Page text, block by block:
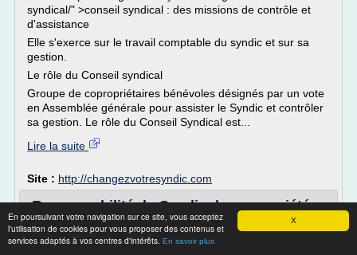
X
En poursuivant votre navigation sur ce site, vous acceptez
l'utilisation de cookies pour vous proposer des contenus et
services adaptés à vos centres d'intérêts. En savoir plus
syndical/" >conseil syndical : des missions de contrôle et
d'assistance
Elle s'exerce sur le travail comptable du syndic et sur sa
gestion.
Le rôle du Conseil syndical
Groupe de copropriétaires bénévoles désignés par un vote
en Assemblée générale pour assister le Syndic et contrôler
sa gestion. Le rôle du Conseil Syndical est...
Lire la suite
Site : http://changezvotresyndic.com
Responsabilité du Syndic de copropriété :
gestion ...
Par Laurent LATAPIE, Avocat - Modifié le 10-12-2013